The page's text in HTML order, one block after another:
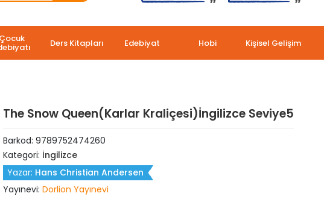
Çocuk Ders Kitapları Edebiyat Hobi Kişisel Gelişim
The Snow Queen(Karlar Kraliçesi)İngilizce Seviye5
Barkod: 9789752474260
Kategori: İngilizce
Yazar: Hans Christian Andersen
Yayınevi: Dorlion Yayınevi